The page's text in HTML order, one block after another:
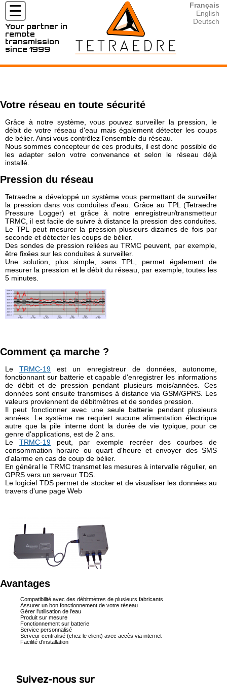
☰
MARCHÉS
ET
APPLICATIONS
LOCATIONS
RESSOURCES
CONTACT
Suivez-
nous
sur
Linkedin
Your partner in
remote
transmission
since 1999
Français
English
Deutsch
⦿ Nos activités pour l'Eau
⦿ Distribution/Sectorisation d'Eau
⦿ Lecture des compteurs d'Eau
⦿ Surveillance et pression du réseau d'Eau
⦿ Production d'Eau
⦿ Nos activités pour le Gaz
⦿ Lecture des compteurs de Gaz
⦿ Surveillance du réseau du Gaz
⦿ Lecture des correcteurs de Gaz
⦿ Distribution de gaz
⦿ Mesure environnementale
⦿ Gestion des déchets
⦿ TRMC-5-K 4G
⦿ TRMC-1 wM-Bus OMS 4G
⦿ ... (plus)
⦿ Location / Rental Radar Vega
⦿ Rental TPM-1 Pressure Mobile
⦿ UNIX timestamp
⦿ XML
⦿ Outils de calcul
Votre réseau en toute sécurité
Grâce à notre système, vous pouvez surveiller la pression, le
débit de votre réseau d'eau mais également détecter les coups
de bélier. Ainsi vous contrôlez l'ensemble du réseau.
Nous sommes concepteur de ces produits, il est donc possible de
les adapter selon votre convenance et selon le réseau déjà
installé.
Pression du réseau
Tetraedre a développé un système vous permettant de surveiller
la pression dans vos conduites d'eau. Grâce au TPL (Tetraedre
Pressure Logger) et grâce à notre enregistreur/transmetteur
TRMC, il est facile de suivre à distance la pression des conduites.
Le TPL peut mesurer la pression plusieurs dizaines de fois par
seconde et détecter les coups de bélier.
Des sondes de pression reliées au TRMC peuvent, par exemple,
être fixées sur les conduites à surveiller.
Une solution, plus simple, sans TPL, permet également de
mesurer la pression et le débit du réseau, par exemple, toutes les
5 minutes.
Comment ça marche ?
LeTRMC-19 est un enregistreur de données, autonome,
fonctionnant sur batterie et capable d'enregistrer les informations
de débit et de pression pendant plusieurs mois/années. Ces
données sont ensuite transmises à distance via GSM/GPRS. Les
valeurs proviennent de débitmètres et de sondes pression.
Il peut fonctionner avec une seule batterie pendant plusieurs
années. Le système ne requiert aucune alimentation électrique
autre que la pile interne dont la durée de vie typique, pour ce
genre d'applications, est de 2 ans.
LeTRMC-19 peut, par exemple recréer des courbes de
consommation horaire ou quart d'heure et envoyer des SMS
d'alarme en cas de coup de bélier.
En général le TRMC transmet les mesures à intervalle régulier, en
GPRS vers un serveur TDS.
Le logiciel TDS permet de stocker et de visualiser les données au
travers d'une page Web
Avantages
Compatibilité avec des débitmètres de plusieurs fabricants
Assurer un bon fonctionnement de votre réseau
Gérer l'utilisation de l'eau
Produit sur mesure
Fonctionnement sur batterie
Service personnalisé
Serveur centralisé (chez le client) avec accès via internet
Facilité d'installation